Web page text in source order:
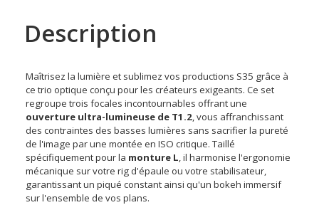
Description
Maîtrisez la lumière et sublimez vos productions S35 grâce à
ce trio optique conçu pour les créateurs exigeants. Ce set
regroupe trois focales incontournables offrant une
ouverture ultra-lumineuse de T1.2, vous affranchissant
des contraintes des basses lumières sans sacrifier la pureté
de l'image par une montée en ISO critique. Taillé
spécifiquement pour la monture L, il harmonise l'ergonomie
mécanique sur votre rig d'épaule ou votre stabilisateur,
garantissant un piqué constant ainsi qu'un bokeh immersif
sur l'ensemble de vos plans.